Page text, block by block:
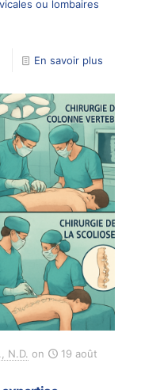
ou lombaires
En savoir plus
N.D. on
19 août